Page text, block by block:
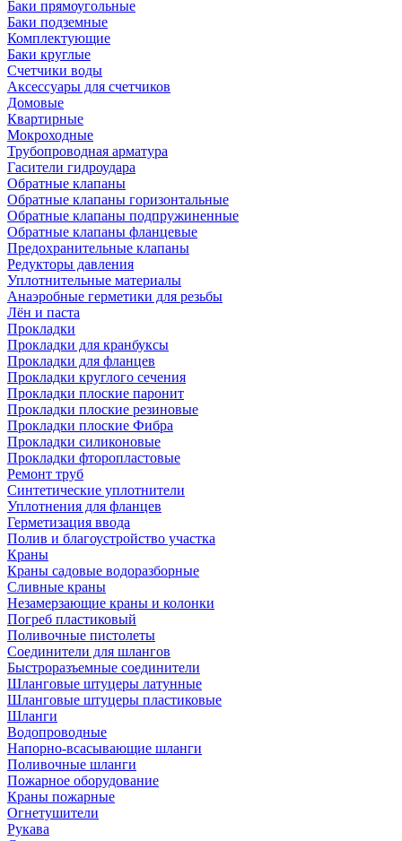
Баки прямоугольные
Баки подземные
Комплектующие
Баки круглые
Счетчики воды
Аксессуары для счетчиков
Домовые
Квартирные
Мокроходные
Трубопроводная арматура
Гасители гидроудара
Обратные клапаны
Обратные клапаны горизонтальные
Обратные клапаны подпружиненные
Обратные клапаны фланцевые
Предохранительные клапаны
Редукторы давления
Уплотнительные материалы
Анаэробные герметики для резьбы
Лён и паста
Прокладки
Прокладки для кранбуксы
Прокладки для фланцев
Прокладки круглого сечения
Прокладки плоские паронит
Прокладки плоские резиновые
Прокладки плоские Фибра
Прокладки силиконовые
Прокладки фторопластовые
Ремонт труб
Синтетические уплотнители
Уплотнения для фланцев
Герметизация ввода
Полив и благоустройство участка
Краны
Краны садовые водоразборные
Сливные краны
Незамерзающие краны и колонки
Погреб пластиковый
Поливочные пистолеты
Соединители для шлангов
Быстроразъемные соединители
Шланговые штуцеры латунные
Шланговые штуцеры пластиковые
Шланги
Водопроводные
Напорно-всасывающие шланги
Поливочные шланги
Пожарное оборудование
Краны пожарные
Огнетушители
Рукава